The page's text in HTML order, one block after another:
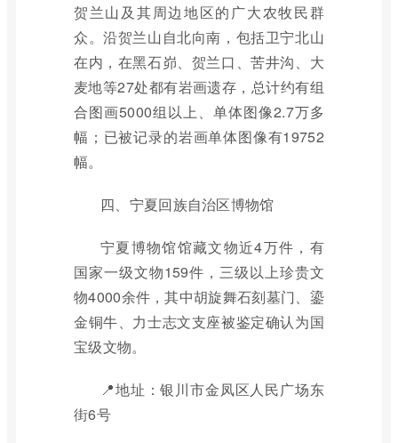
贺兰山及其周边地区的广大农牧民群
众。沿贺兰山自北向南，包括卫宁北山
在内，在黑石峁、贺兰口、苦井沟、大
麦地等27处都有岩画遗存，总计约有组
合图画5000组以上、单体图像2.7万多
幅；已被记录的岩画单体图像有19752
幅。
四、宁夏回族自治区博物馆
宁夏博物馆馆藏文物近4万件，有
国家一级文物159件，三级以上珍贵文
物4000余件，其中胡旋舞石刻墓门、鎏
金铜牛、力士志文支座被鉴定确认为国
宝级文物。
📍地址：银川市金凤区人民广场东
街6号